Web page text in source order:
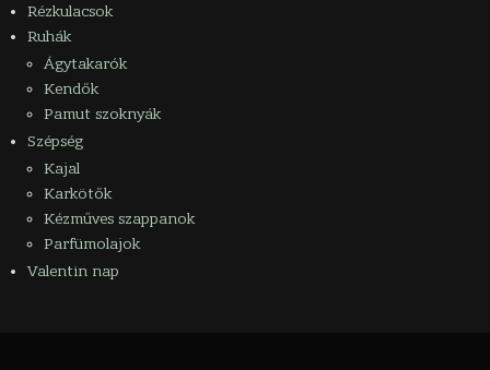
Rézkulacsok
Ruhák
Ágytakarók
Kendők
Pamut szoknyák
Szépség
Kajal
Karkötők
Kézműves szappanok
Parfümolajok
Valentin nap